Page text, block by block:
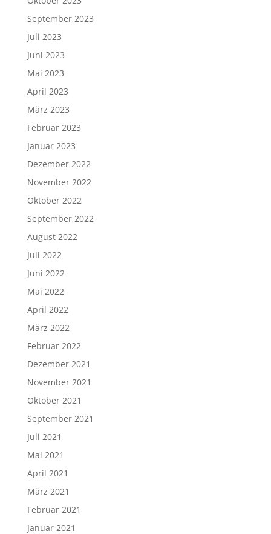
September 2023
Juli 2023
Juni 2023
Mai 2023
April 2023
März 2023
Februar 2023
Januar 2023
Dezember 2022
November 2022
Oktober 2022
September 2022
August 2022
Juli 2022
Juni 2022
Mai 2022
April 2022
März 2022
Februar 2022
Dezember 2021
November 2021
Oktober 2021
September 2021
Juli 2021
Mai 2021
April 2021
März 2021
Februar 2021
Januar 2021